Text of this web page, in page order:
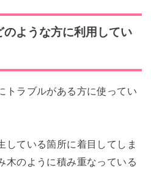
ような方に利用してい
トラブルがある方に使ってい
している箇所に着目してしま
木のように積み重なっている